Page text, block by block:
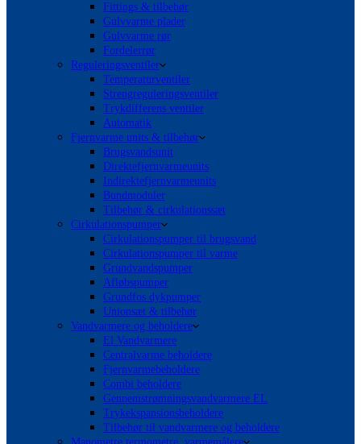
Fittings & tilbehør
Gulvvarme plader
Gulvvarme rør
Fordelerrør
Reguleringsventiler
Temperaturventiler
Strengreguleringsventiler
Trykdifferens ventiler
Automatik
Fjernvarme units & tilbehør
Brugsvandsunit
Direktefjernvarmeunits
Indirektefjernvarmeunits
Bundmoduler
Tilbehør & cirkulationssæt
Cirkulationspumper
Cirkulationspumper til brugsvand
Cirkulationspumper til varme
Grundvandspumper
Afløbspumper
Grundfos dykpumper
Unionsæt & tilbehør
Vandvarmere og beholdere
El Vandvarmere
Centralvarme beholdere
Fjernvarmebeholdere
Combi beholdere
Gennemstrømningsvandvarmere EL
Trykekspansionsbeholdere
Tilbehør til vandvarmere og beholdere